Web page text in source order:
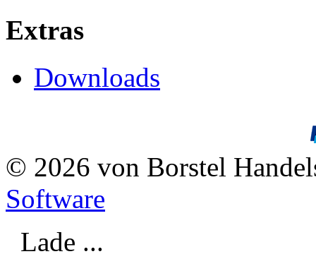
Extras
Downloads
© 2026 von Borstel
Software
Lade ...